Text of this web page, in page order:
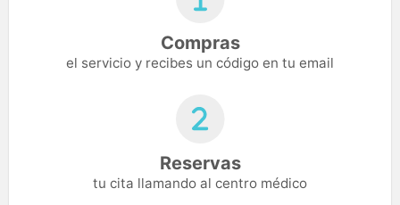
Compras
el servicio y recibes un código en tu email
Reservas
tu cita llamando al centro médico